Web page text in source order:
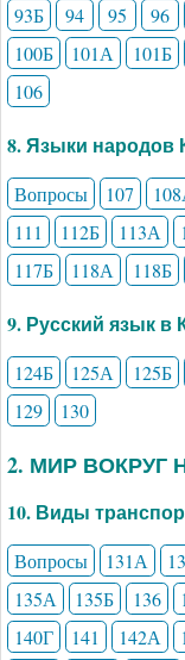
93Б
94 95 96
100Б
101А 101Б
106
8. Языки народов
Вопросы 107
111
112Б 113А
117Б
118А 118Б
9. Русский язык в
124Б 125А 125Б
129
130
2. МИР ВОКРУГ
10. Виды
Вопросы 131А
135А
135Б 136
140Г
141 142А